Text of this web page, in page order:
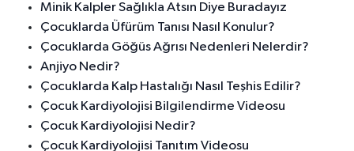
Minik Kalpler Sağlıkla Atsın Diye Buradayız
Çocuklarda Üfürüm Tanısı Nasıl Konulur?
Çocuklarda Göğüs Ağrısı Nedenleri Nelerdir?
Anjiyo Nedir?
Çocuklarda Kalp Hastalığı Nasıl Teşhis Edilir?
Çocuk Kardiyolojisi Bilgilendirme Videosu
Çocuk Kardiyolojisi Nedir?
Çocuk Kardiyolojisi Tanıtım Videosu